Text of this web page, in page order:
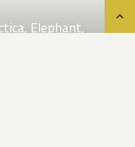
Elephant,